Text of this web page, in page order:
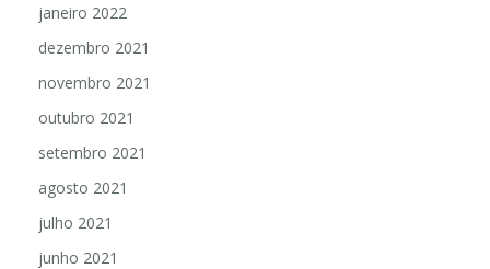
janeiro 2022
dezembro 2021
novembro 2021
outubro 2021
setembro 2021
agosto 2021
julho 2021
junho 2021